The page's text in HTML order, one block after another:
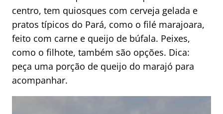
centro, tem quiosques com cerveja gelada e
pratos típicos do Pará, como o filé marajoara,
feito com carne e queijo de búfala. Peixes,
como o filhote, também são opções. Dica:
peça uma porção de queijo do marajó para
acompanhar.